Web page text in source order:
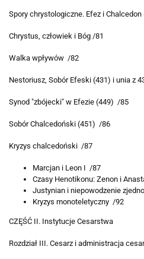
Spory chrystologiczne. Efez i
Chrystus, człowiek i Bóg /81
Walka wpływów /82
Nestoriusz, Sobór Efeski (431) i unia z
Synod "zbójecki" w Efezie (449) /85
Sobór Chalcedoński (451) /86
Kryzys chalcedoński /87
Marcjan i Leon I /87
Czasy Henotikonu: Zenon i
Justynian i niepowodzenie
Kryzys monoteletyczny /92
CZĘŚĆ II. Instytucje Cesarstwa
Rozdział III. Cesarz i administracja